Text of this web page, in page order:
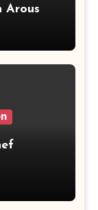
Arous